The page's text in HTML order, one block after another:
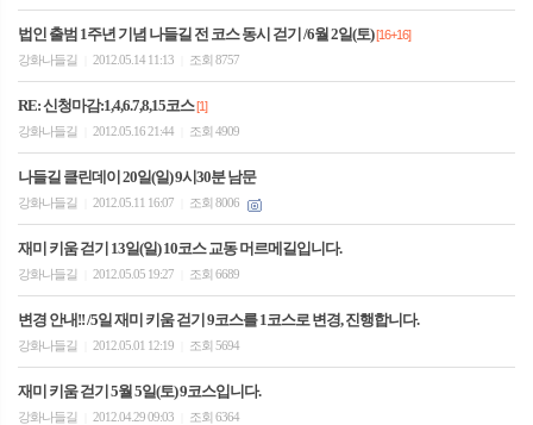
법인 출범 1주년 기념 나들길 전 코스 동시 걷기 /6월 2일(토)[16+16]
강화나들길
2012.05.14 11:13 조회 8757
RE: 신청마감:1,4,6.7,8,15코스[1]
강화나들길
2012.05.16 21:44 조회 4909
나들길 클린데이 20일(일) 9시30분 남문
강화나들길 2012.05.11 16:07 조회 8006
재미 키움 걷기 13일(일) 10코스 교동 머르메길입니다.
강화나들길 2012.05.05 19:27 조회 6689
변경 안내!! /5일 재미 키움 걷기 9코스를 1코스로 변경, 진행합니다.
강화나들길 2012.05.01 12:19 조회 5694
재미 키움 걷기 5월 5일(토) 9코스입니다.
강화나들길 2012.04.29 09:03 조회 6364